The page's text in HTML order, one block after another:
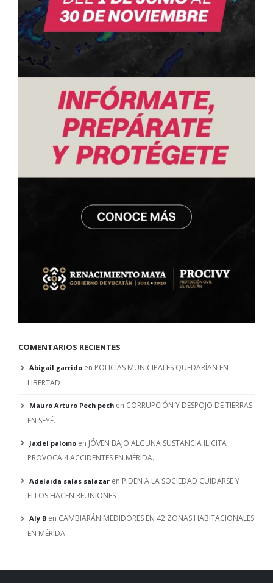
COMENTARIOS RECIENTES
Abigail garrido en POLICÍAS MUNICIPALES QUEDARÍAN EN
LIBERTAD
Mauro Arturo Pech pech en CORRUPCIÓN Y DESPOJO DE TIERRAS
EN SEYÉ.
Jaxiel palomo en JÓVEN BAJO ALGUNA SUSTANCIA ILICITA
PROVOCA 4 ACCIDENTES EN MÉRIDA.
Adelaida salas salazar en PIDEN A LA SOCIEDAD CUIDARSE Y
ELLOS HACEN REUNIONES
Aly B en CAMBIARÁN MEDIDORES EN 42 ZONAS HABITACIONALES
EN MÉRIDA